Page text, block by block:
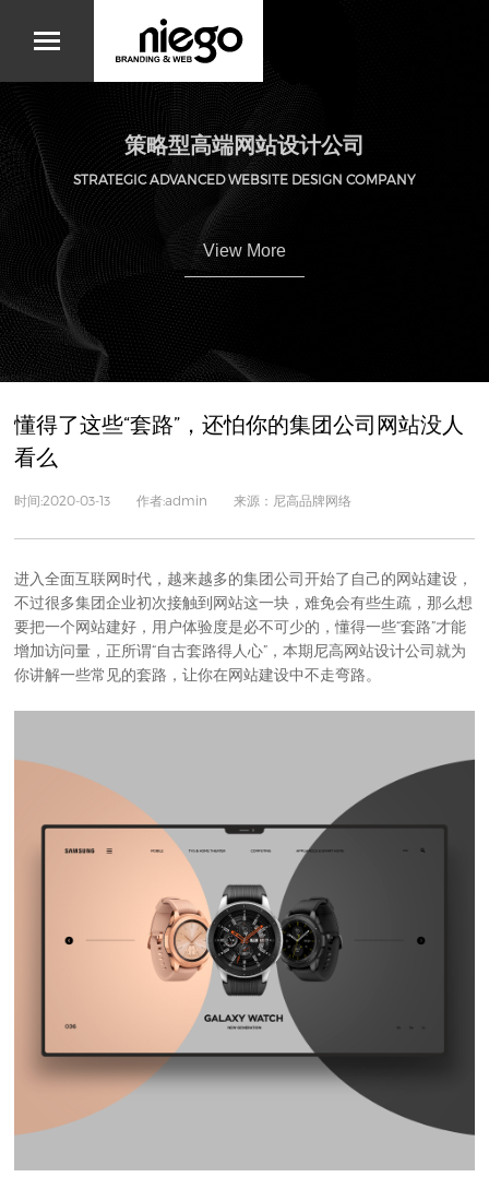
策略型高端网站设计公司
STRATEGIC ADVANCED WEBSITE DESIGN COMPANY
View More
懂得了这些“套路”，还怕你的集团公司网站没人
看么
时间:2020-03-13 作者:admin 来源：尼高品牌网络
进入全面互联网时代，越来越多的集团公司开始了自己的网站建设 ，
不过很多集团企业初次接触到网站这一块，难免会有些生疏，那么想
要把一个网站建好，用户体验度是必不可少的，懂得一些“套路”才能
增加访问量，正所谓“自古套路得人心”，本期尼高网站设计公司就为
你讲解一些常见的套路，让你在网站建设中不走弯路。